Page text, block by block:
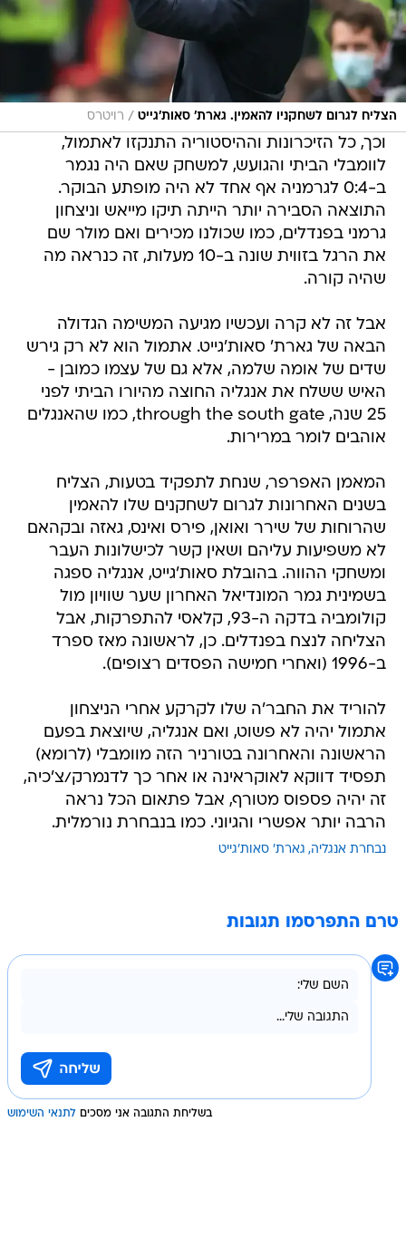
הצליח לגרום לשחקניו להאמין. גארת' סאות'גייט / רויטרס
וכך, כל הזיכרונות וההיסטוריה התנקזו לאתמול,
לוומבלי הביתי והגועש, למשחק שאם היה נגמר
ב-0:4 לגרמניה אף אחד לא היה מופתע הבוקר.
התוצאה הסבירה יותר הייתה תיקו מייאש וניצחון
גרמני בפנדלים, כמו שכולנו מכירים ואם מולר שם
את הרגל בזווית שונה ב-10 מעלות, זה כנראה מה
שהיה קורה.
אבל זה לא קרה ועכשיו מגיעה המשימה הגדולה
הבאה של גארת' סאות'גייט. אתמול הוא לא רק גירש
שדים של אומה שלמה, אלא גם של עצמו כמובן -
האיש ששלח את אנגליה החוצה מהיורו הביתי לפני
25 שנה, through the south gate, כמו שהאנגלים
אוהבים לומר במרירות.
המאמן האפרפר, שנחת לתפקיד בטעות, הצליח
בשנים האחרונות לגרום לשחקנים שלו להאמין
שהרוחות של שירר ואואן, פירס ואינס, גאזה ובקהאם
לא משפיעות עליהם ושאין קשר לכישלונות העבר
ומשחקי ההווה. בהובלת סאות'גייט, אנגליה ספגה
בשמינית גמר המונדיאל האחרון שער שוויון מול
קולומביה בדקה ה-93, קלאסי להתפרקות, אבל
הצליחה לנצח בפנדלים. כן, לראשונה מאז ספרד
ב-1996 (ואחרי חמישה הפסדים רצופים).
להוריד את החבר'ה שלו לקרקע אחרי הניצחון
אתמול יהיה לא פשוט, ואם אנגליה, שיוצאת בפעם
הראשונה והאחרונה בטורניר הזה מוומבלי (לרומא)
תפסיד דווקא לאוקראינה או אחר כך לדנמרק/צ'כיה,
זה יהיה פספוס מטורף, אבל פתאום הכל נראה
הרבה יותר אפשרי והגיוני. כמו בנבחרת נורמלית.
נבחרת אנגליה גארת' סאות'גייט
טרם התפרסמו תגובות
בשליחת התגובה אני מסכים לתנאי השימוש